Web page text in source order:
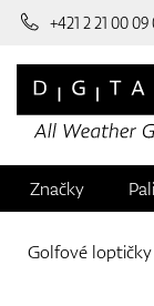
+421 2 21 00 09
Značky
Golfové loptičky